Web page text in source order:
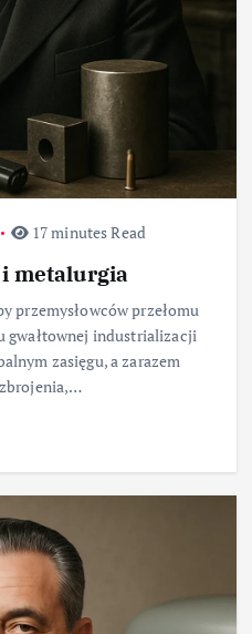
17 minutes Read
metalurgia
przemysłowców przełomu
gwałtownej industrializacji
zasięgu, a zarazem